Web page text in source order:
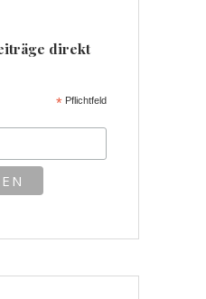
direkt
* Pflichtfeld